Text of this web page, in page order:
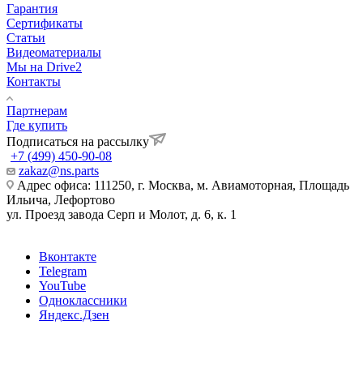
Гарантия
Сертификаты
Статьи
Видеоматериалы
Мы на Drive2
Контакты
Партнерам
Где купить
Подписаться на рассылку
+7 (499) 450-90-08
zakaz@ns.parts
Адрес офиса: 111250, г. Москва, м. Авиамоторная, Площадь
Ильича, Лефортово
ул. Проезд завода Серп и Молот, д. 6, к. 1
Вконтакте
Telegram
YouTube
Одноклассники
Яндекс.Дзен